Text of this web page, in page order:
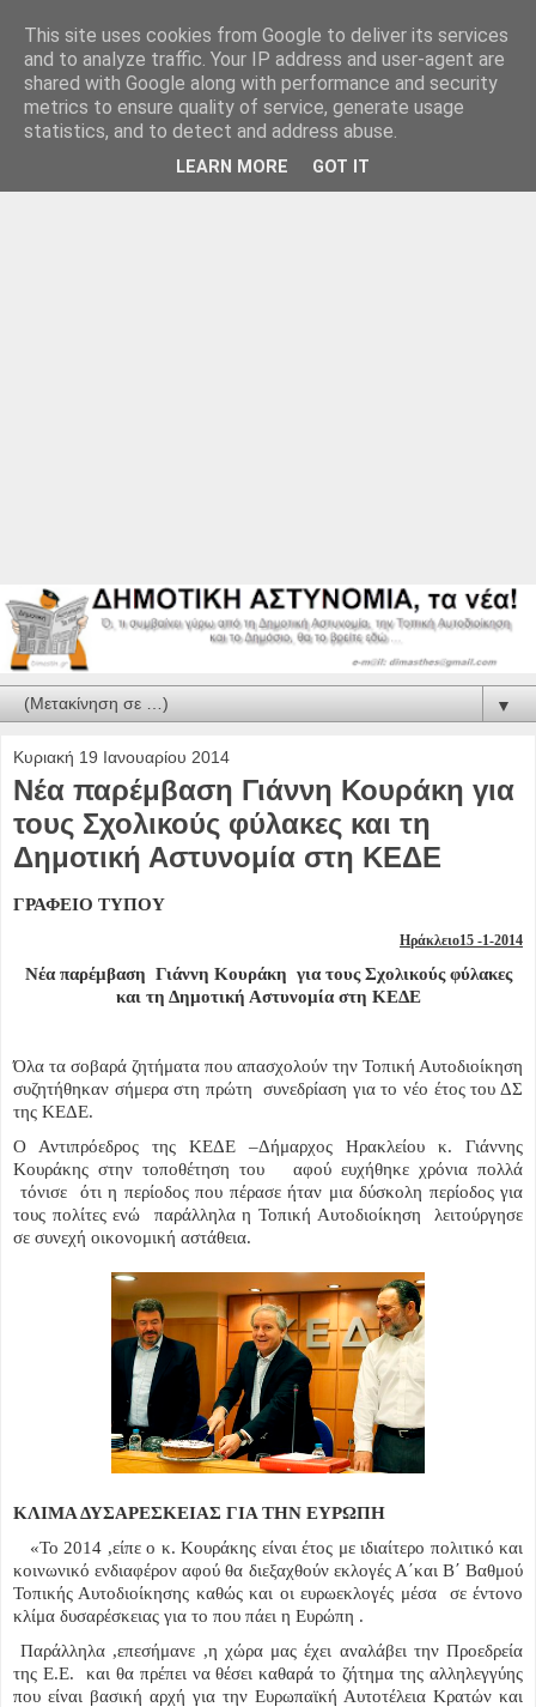
▼
Κυριακή 19 Ιανουαρίου 2014
Νέα παρέμβαση Γιάννη Κουράκη για
τους Σχολικούς φύλακες και τη
Δημοτική Αστυνομία στη ΚΕΔΕ
ΓΡΑΦΕΙΟ ΤΥΠΟΥ
Ηράκλειο15 -1-2014
Νέα παρέμβαση Γιάννη Κουράκη για τους Σχολικούς φύλακες
και τη Δημοτική Αστυνομία στη ΚΕΔΕ
Όλα τα σοβαρά ζητήματα που απασχολούν την Τοπική Αυτοδιοίκηση
συζητήθηκαν σήμερα στη πρώτη συνεδρίαση για το νέο έτος του ΔΣ
της ΚΕΔΕ.
Ο Αντιπρόεδρος της ΚΕΔΕ –Δήμαρχος Ηρακλείου κ. Γιάννης
Κουράκης στην τοποθέτηση του αφού ευχήθηκε χρόνια πολλά
τόνισε ότι η περίοδος που πέρασε ήταν μια δύσκολη περίοδος για
τους πολίτες ενώ παράλληλα η Τοπική Αυτοδιοίκηση λειτούργησε
σε συνεχή οικονομική αστάθεια.
ΚΛΙΜΑ ΔΥΣΑΡΕΣΚΕΙΑΣ ΓΙΑ ΤΗΝ ΕΥΡΩΠΗ
«Το 2014 ,είπε ο κ. Κουράκης είναι έτος με ιδιαίτερο πολιτικό και
κοινωνικό ενδιαφέρον αφού θα διεξαχθούν εκλογές Α΄και Β΄ Βαθμού
Τοπικής Αυτοδιοίκησης καθώς και οι ευρωεκλογές μέσα σε έντονο
κλίμα δυσαρέσκειας για το που πάει η Ευρώπη .
Παράλληλα ,επεσήμανε ,η χώρα μας έχει αναλάβει την Προεδρεία
της Ε.Ε. και θα πρέπει να θέσει καθαρά το ζήτημα της αλληλεγγύης
που είναι βασική αρχή για την Ευρωπαϊκή Αυτοτέλεια Κρατών και
This site uses cookies from Google to deliver its services
and to analyze traffic. Your IP address and user-agent are
shared with Google along with performance and security
metrics to ensure quality of service, generate usage
statistics, and to detect and address abuse.
LEARN MORE GOT IT